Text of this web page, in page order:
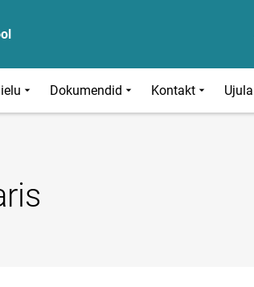
Dokumendid Kontakt Ujula